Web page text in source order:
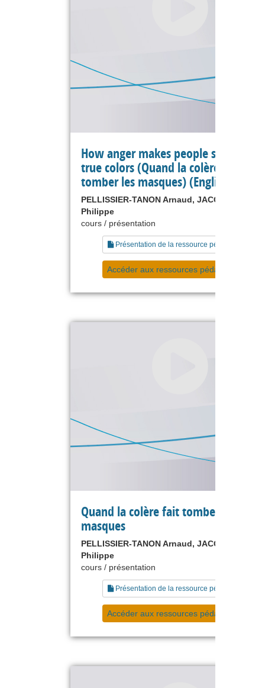
How anger makes people show their
true colors (Quand la colère fait
tomber les masques) (English
PELLISSIER-TANON Arnaud, JACQUINOT
Philippe
cours / présentation
Présentation de la ressource pédagogique
Accéder aux ressources pédagogiques
Quand la colère fait tomber les
masques
PELLISSIER-TANON Arnaud, JACQUINOT
Philippe
cours / présentation
Présentation de la ressource pédagogique
Accéder aux ressources pédagogiques